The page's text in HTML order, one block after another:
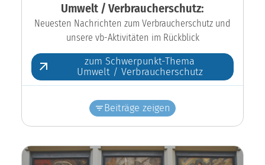
Umwelt / Verbraucherschutz:
Neuesten Nachrichten zum Verbraucherschutz und
unsere vb-Aktivitäten im Rückblick
zum Schwerpunkt-Thema
Umwelt / Verbraucherschutz
Beiträge zeigen